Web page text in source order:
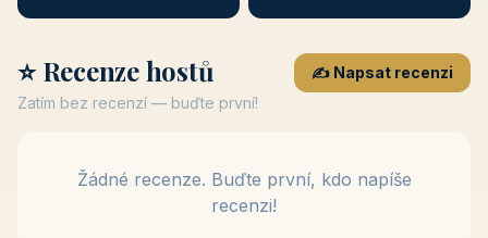
⭐ Recenze hostů
Zatím bez recenzí — buďte první!
✍️ Napsat recenzi
Žádné recenze. Buďte první, kdo napíše
recenzi!